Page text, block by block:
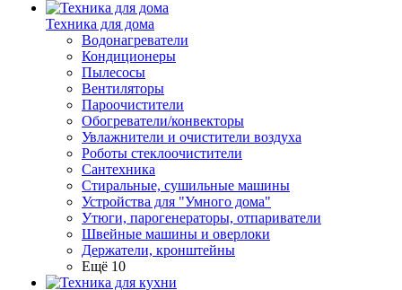
Техника для дома
Водонагреватели
Кондиционеры
Пылесосы
Вентиляторы
Пароочистители
Обогреватели/конвекторы
Увлажнители и очистители воздуха
Роботы стеклоочистители
Сантехника
Стиральные, сушильные машины
Устройства для "Умного дома"
Утюги, парогенераторы, отпариватели
Швейные машины и оверлоки
Держатели, кронштейны
Ещё 10